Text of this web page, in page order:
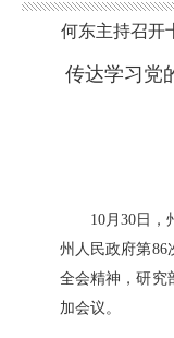
何东主持召开
传达学习党
10月30日
州人民政府第86
全会精神，研究
加会议。